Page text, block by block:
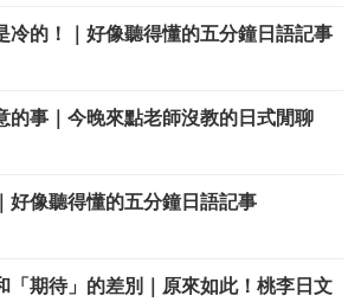
冷的！｜好像聽得懂的五分鐘日語記事
的事｜今晚來點老師沒教的日式閒聊
好像聽得懂的五分鐘日語記事
「期待」的差別｜原來如此！桃李日文